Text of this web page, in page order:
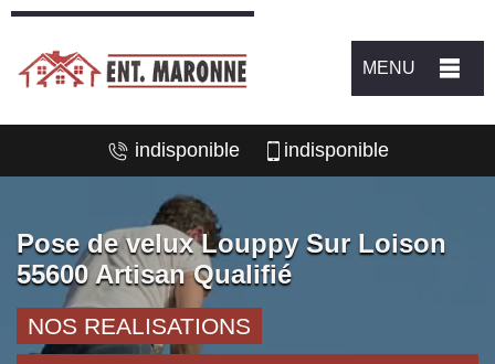
MENU
indisponible indisponible
Pose de velux Louppy Sur Loison
55600 Artisan Qualifié
NOS REALISATIONS